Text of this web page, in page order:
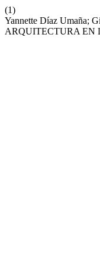
(1)
Yannette Díaz Umaña;
ARQUITECTURA EN